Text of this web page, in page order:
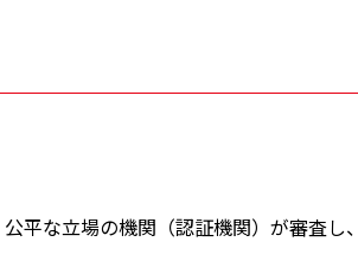
平な立場の機関（認証機関）が審査し